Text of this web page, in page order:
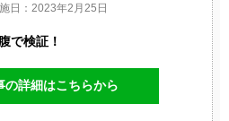
日：2023年2月25日
で検証！
の詳細はこちらから